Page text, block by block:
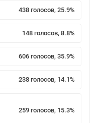
438 голосов, 25.9%
148 голосов, 8.8%
606 голосов, 35.9%
238 голосов, 14.1%
259 голосов, 15.3%